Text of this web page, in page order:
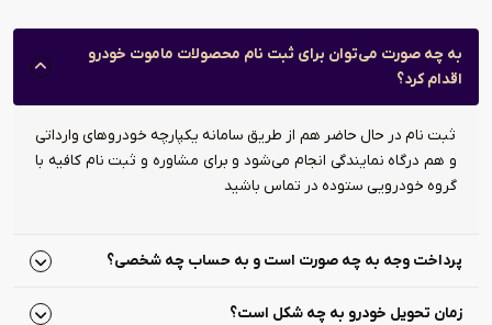
به چه صورت می‌توان برای ثبت نام محصولات ماموت خودرو
اقدام کرد؟
ثبت نام در حال حاضر هم از طریق سامانه یکپارچه خودرو‌های وارداتی
و هم درگاه نمایندگی انجام می‌شود و برای مشاوره و ثبت نام کافیه با
گروه خودرویی ستوده در تماس باشید
پرداخت وجه به چه صورت است و به حساب چه شخصی؟
زمان تحویل خودرو به چه شکل است؟